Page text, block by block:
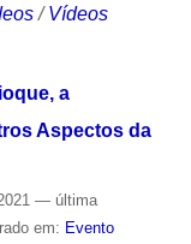
/Vídeos
a
Aspectos da
— última
em: Evento